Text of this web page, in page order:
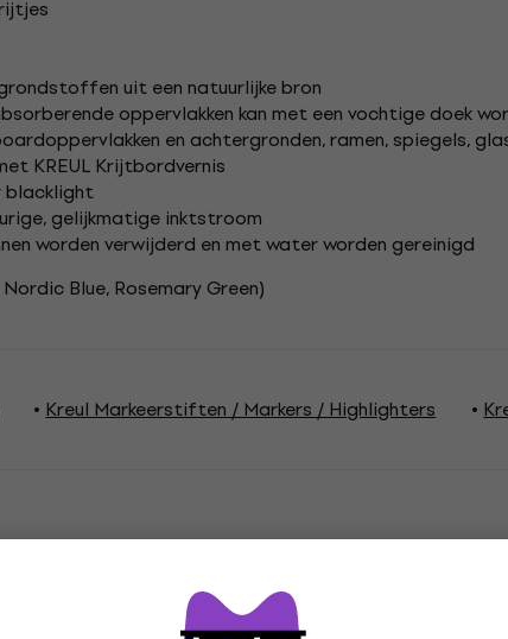
uit een natuurlijke bron
oppervlakken kan met een vochtige doek
en achtergronden, ramen, spiegels,
KREUL Krijtbordvernis
blacklight
gelijkmatige inktstroom
worden verwijderd en met water worden gereinigd
Blue, Rosemary Green)
Kreul Markeerstiften / Markers / Highlighters